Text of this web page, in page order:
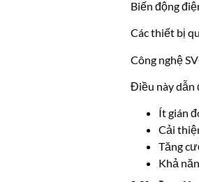
Biến động
Các thiết bị
Công nghệ
Điều này dẫn
Ít gián
Cải
Tăng
Khả